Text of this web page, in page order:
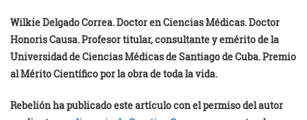
Wilkie Delgado Correa. Doctor en Ciencias Médicas. Doctor
Honoris Causa. Profesor titular, consultante y emérito de la
Universidad de Ciencias Médicas de Santiago de Cuba. Premio
al Mérito Científico por la obra de toda la vida.
Rebelión ha publicado este artículo con el permiso del autor